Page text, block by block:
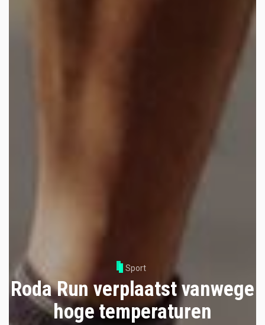
Sport
Roda Run verplaatst vanwege
hoge temperaturen